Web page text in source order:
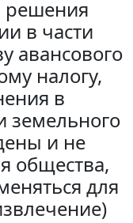
решения
в части
авансового
налогу,
в
земельного
и не
общества,
для